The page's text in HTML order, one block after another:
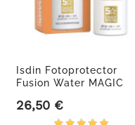
Isdin Fotoprotector
Fusion Water MAGIC
Precio
26,50 €